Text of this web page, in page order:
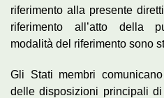
riferimento alla presente
riferimento all’atto della
modalità del riferimento sono
Gli Stati membri
delle disposizioni principali